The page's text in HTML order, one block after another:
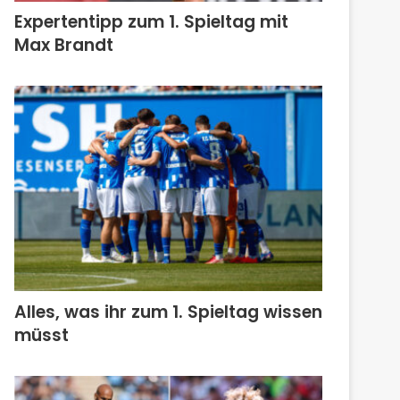
Expertentipp zum 1. Spieltag mit
Max Brandt
Alles, was ihr zum 1. Spieltag wissen
müsst